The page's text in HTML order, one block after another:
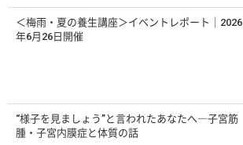
＜梅雨・夏の養生講座＞イベントレポート｜2026
年6月26日開催
“様子を見ましょう”と言われたあなたへ―子宮筋
腫・子宮内膜症と体質の話